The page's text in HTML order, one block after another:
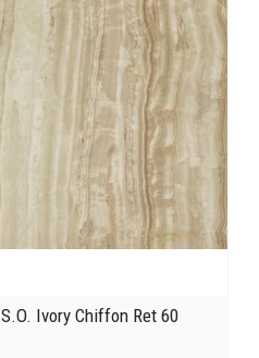
S.O. Ivory Chiffon Ret 60